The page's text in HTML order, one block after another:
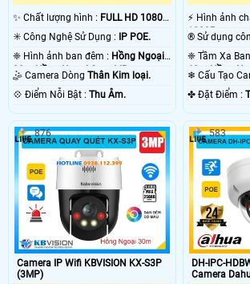
✨ Chất lượng hình : FULL HD 1080P
.
✳️ Công Nghệ Sử Dụng : IP POE.
❈ Hình ảnh ban đêm : Hồng Ngoại
80m Hồng Ngoại Smart IR.
🤹 Camera Dòng Thân Kim loại.
️💠 Điểm Nỗi Bật : Thu Âm.
️⚡ Hình ảnh
1080P .
60m Hồng
❄ Cấu Tạo
️✤ Đặt Điểm :
Camera IP Wifi KBVISION KX-S3P
(3MP)
876
DH-IPC-
Camera
583